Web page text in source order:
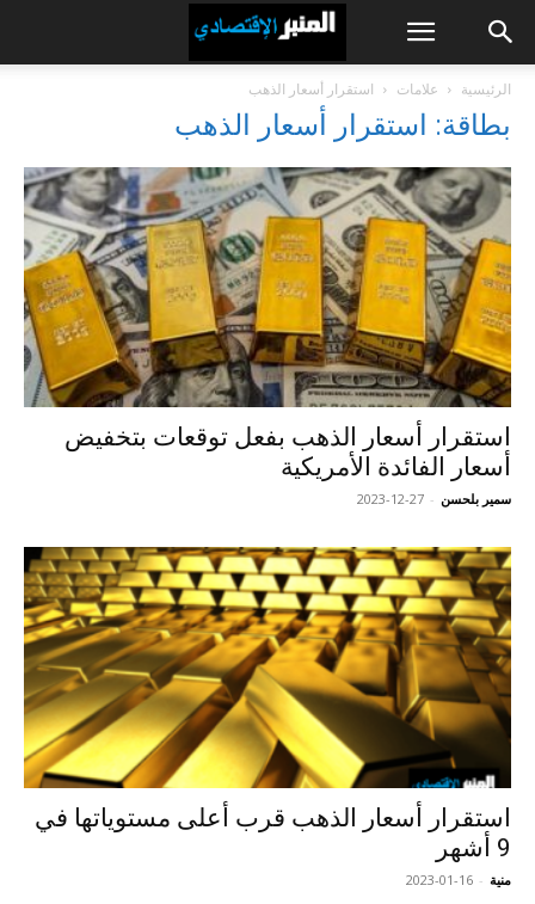
الرئيسية علامات استقرار أسعار الذهب
بطاقة: استقرار أسعار الذهب
استقرار أسعار الذهب بفعل توقعات بتخفيض
أسعار الفائدة الأمريكية
سمير بلحسن -
2023-12-27
استقرار أسعار الذهب قرب أعلى مستوياتها في
9 أشهر
منية -
2023-01-16